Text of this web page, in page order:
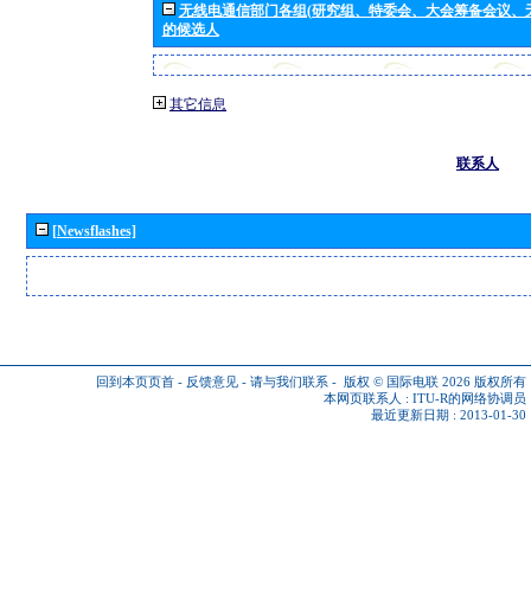
无线电通信部门各组(研究组、特委会、大会筹备会议
的候选人
其它信息
联系人
[Newsflashes]
回到本页页首 - 反馈意见 - 请与我们联系 - 版权 © 国际电联 2026 版权所有
本网页联系人 : ITU-R的网络协调员
最近更新日期 : 2013-01-30